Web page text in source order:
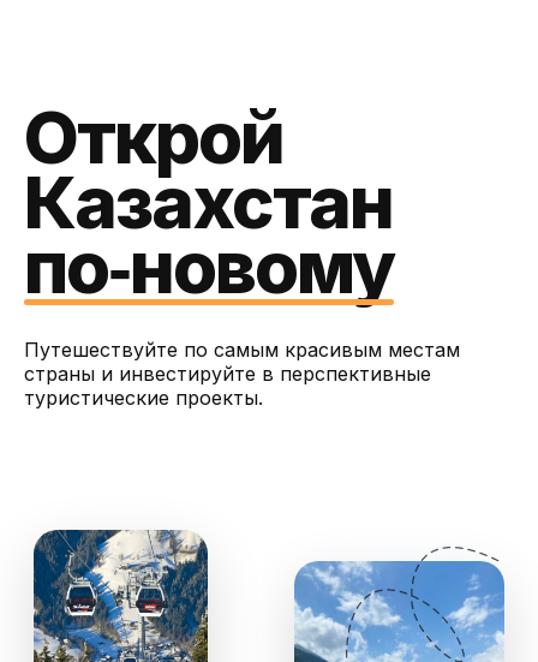
Открой
Казахстан
по‑новому
Путешествуйте по самым красивым местам
страны и инвестируйте в перспективные
туристические проекты.